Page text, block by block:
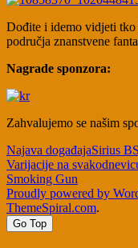
Dođite i idemo vidjeti
područja znanstvene
Nagrade sponzora:
Zahvalujemo se našim
Najava događajaSirius B
Post
navigation
Varijacije na
Smoking Gun
Proudly powered by
ThemeSpiral.com.
Go Top